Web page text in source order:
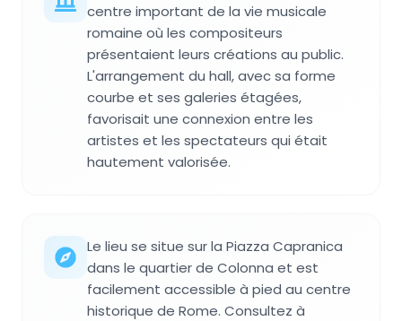
centre important de la vie musicale
romaine où les compositeurs
présentaient leurs créations au public.
L'arrangement du hall, avec sa forme
courbe et ses galeries étagées,
favorisait une connexion entre les
artistes et les spectateurs qui était
hautement valorisée.
Le lieu se situe sur la Piazza Capranica
dans le quartier de Colonna et est
facilement accessible à pied au centre
historique de Rome. Consultez à